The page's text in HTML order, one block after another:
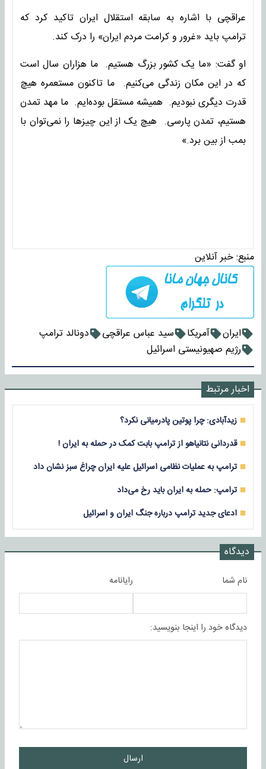
عراقچی با اشاره به سابقه استقلال ایران تاکید کرد که
ترامپ باید «غرور و کرامت مردم ایران» را درک کند.
او گفت: «ما یک کشور بزرگ هستیم. ما هزاران سال است
که در این مکان زندگی می‌کنیم. ما تاکنون مستعمره هیچ
قدرت دیگری نبودیم. همیشه مستقل بوده‌ایم. ما مهد تمدن
هستیم، تمدن پارسی. هیچ یک از این چیزها را نمی‌توان با
بمب از بین برد.»
منبع:خبر آنلاین
ایران آمریکا سید عباس عراقچی
دونالد ترامپ
رژیم صهیونیستی اسرائیل
اخبار مرتبط
زیدآبادی: چرا پوتین پادرمیانی نکرد؟
قدردانی نتانیاهو از ترامپ بابت کمک در حمله به ایران !
ترامپ به عملیات نظامی اسرائیل علیه ایران چراغ سبز نشان داد
ترامپ: حمله به ایران باید رخ می‌داد
ادعای جدید ترامپ درباره جنگ ایران و اسرائیل
دیدگاه
نام شما رایانامه
دیدگاه خود را اینجا بنویسید:
ارسال